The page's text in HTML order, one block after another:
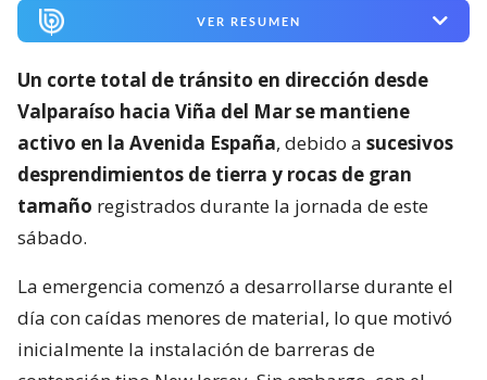
VER RESUMEN
Un corte total de tránsito en dirección desde
Valparaíso hacia Viña del Mar se mantiene
activo en la Avenida España, debido a sucesivos
desprendimientos de tierra y rocas de gran
tamaño registrados durante la jornada de este
sábado.
La emergencia comenzó a desarrollarse durante el
día con caídas menores de material, lo que motivó
inicialmente la instalación de barreras de